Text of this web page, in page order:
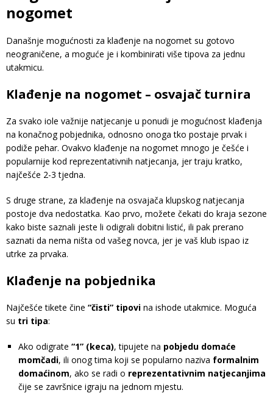
nogomet
Današnje mogućnosti za klađenje na nogomet su gotovo
neograničene, a moguće je i kombinirati više tipova za jednu
utakmicu.
Klađenje na nogomet – osvajač turnira
Za svako iole važnije natjecanje u ponudi je mogućnost klađenja
na konačnog pobjednika, odnosno onoga tko postaje prvak i
podiže pehar. Ovakvo klađenje na nogomet mnogo je češće i
popularnije kod reprezentativnih natjecanja, jer traju kratko,
najčešće 2-3 tjedna.
S druge strane, za klađenje na osvajača klupskog natjecanja
postoje dva nedostatka. Kao prvo, možete čekati do kraja sezone
kako biste saznali jeste li odigrali dobitni listić, ili pak prerano
saznati da nema ništa od vašeg novca, jer je vaš klub ispao iz
utrke za prvaka.
Klađenje na pobjednika
Najčešće tikete čine “čisti” tipovi na ishode utakmice. Moguća
su tri tipa:
Ako odigrate “1” (keca), tipujete na pobjedu domaće
momčadi, ili onog tima koji se popularno naziva formalnim
domaćinom, ako se radi o reprezentativnim natjecanjima
čije se završnice igraju na jednom mjestu.